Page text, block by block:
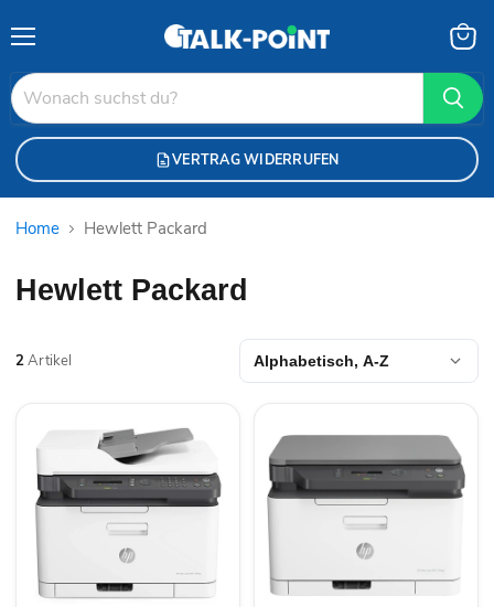
VERTRAG WIDERRUFEN
Home Hewlett Packard
Hewlett Packard
2Artikel